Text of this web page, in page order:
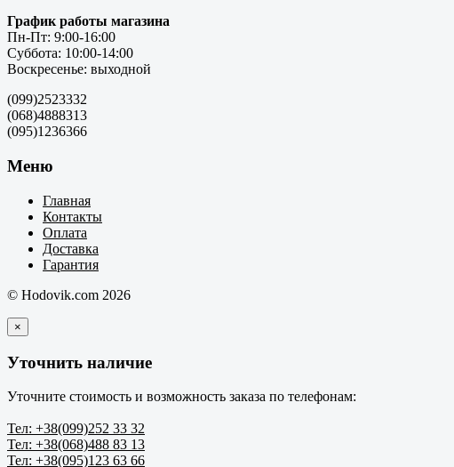
График работы магазина
Пн-Пт: 9:00-16:00
Суббота: 10:00-14:00
Воскресенье: выходной
(099)2523332
(068)4888313
(095)1236366
Меню
Главная
Контакты
Оплата
Доставка
Гарантия
© Hodovik.com 2026
×
Уточнить наличие
Уточните стоимость и возможность заказа по телефонам:
Тел: +38(099)252 33 32
Тел: +38(068)488 83 13
Тел: +38(095)123 63 66